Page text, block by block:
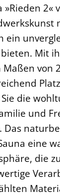
»Rieden 2«
ein
Mit
von
die
und
eine
die